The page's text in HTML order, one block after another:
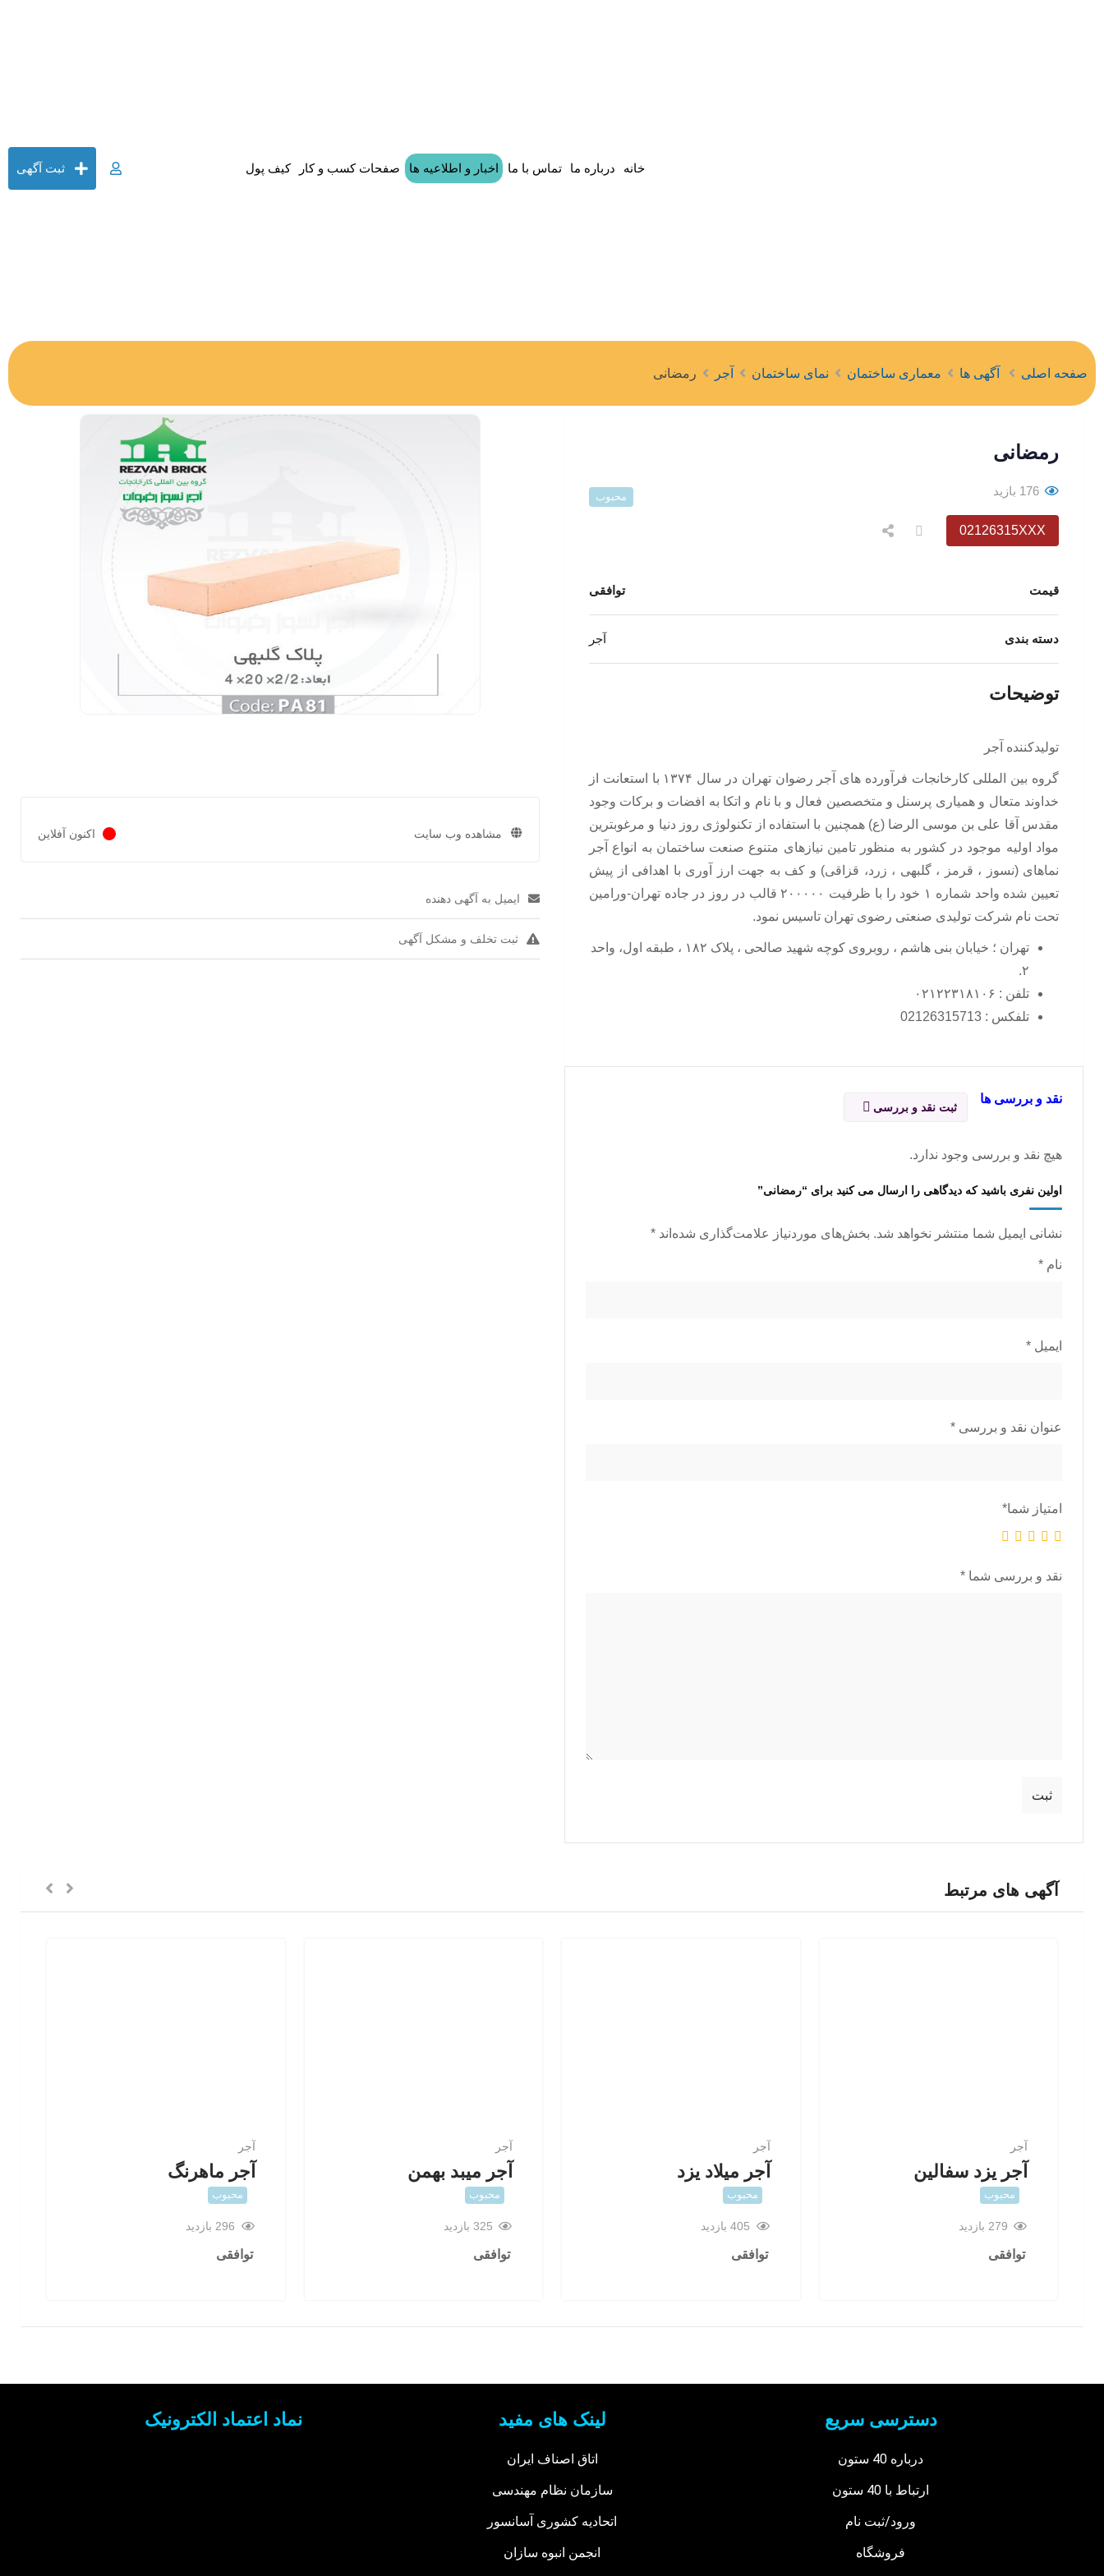
خانه درباره ما تماس با ما اخبار و اطلاعیه ها صفحات کسب و کار کیف پول ثبت آگهی
صفحه اصلی آگهی ها معماری ساختمان نمای ساختمان آجر رمضانی
رمضانی
176 بازید محبوب
02126315XXX
قیمت توافقی
دسته بندی آجر
توضیحات
تولیدکننده آجر
گروه بین المللی کارخانجات فرآورده های آجر رضوان تهران در سال ۱۳۷۴ با استعانت از
خداوند متعال و همیاری پرسنل و متخصصین فعال و با نام و اتکا به افضات و برکات وجود
مقدس آقا علی بن موسی الرضا (ع) همچنین با استفاده از تکنولوژی روز دنیا و مرغوبترین
مواد اولیه موجود در کشور به منظور تامین نیازهای متنوع صنعت ساختمان به انواع آجر
نماهای (نسوز ، قرمز ، گلبهی ، زرد، قزاقی) و کف به جهت ارز آوری با اهدافی از پیش
تعیین شده واحد شماره ۱ خود را با ظرفیت ۲۰۰۰۰۰ قالب در روز در جاده تهران-ورامین
تحت نام شرکت تولیدی صنعتی رضوی تهران تاسیس نمود.
تهران ؛ خیابان بنی هاشم ، روبروی کوچه شهید صالحی ، پلاک ۱۸۲ ، طبقه اول، واحد
۲.
تلفن : ۰۲۱۲۲۳۱۸۱۰۶
تلفکس : 02126315713
نقد و بررسی ها
ثبت نقد و بررسی
هیچ نقد و بررسی وجود ندارد.
اولین نفری باشید که دیدگاهی را ارسال می کنید برای “رمضانی”
نشانی ایمیل شما منتشر نخواهد شد. بخش‌های موردنیاز علامت‌گذاری شده‌اند *
نام *
ایمیل *
عنوان نقد و بررسی *
امتیاز شما*
نقد و بررسی شما *
مشاهده وب سایت اکنون آفلاین
ایمیل به آگهی دهنده
ثبت تخلف و مشکل آگهی
آگهی های مرتبط
آجر
آجر یزد سفالین
محبوب
279 بازدید
توافقی
آجر
آجر میلاد یزد
محبوب
405 بازدید
توافقی
آجر
آجر میبد بهمن
محبوب
325 بازدید
توافقی
آجر
آجر ماهرنگ
محبوب
296 بازدید
توافقی
دسترسی سریع
درباره 40 ستون
ارتباط با 40 ستون
ورود/ثبت نام
فروشگاه
لینک های مفید
اتاق اصناف ایران
سازمان نظام مهندسی
اتحادیه کشوری آسانسور
انجمن انبوه سازان
نماد اعتماد الکترونیک